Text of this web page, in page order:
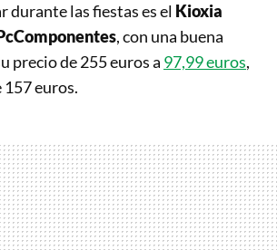
durante las fiestas es el Kioxia
, con una buena
precio de 255 euros a 97,99 euros,
euros.